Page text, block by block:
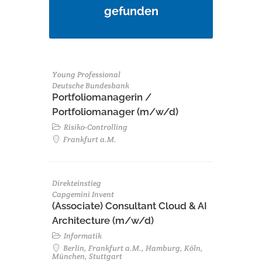
gefunden
Young Professional
Deutsche Bundesbank
Portfoliomanagerin /
Portfoliomanager (m/w/d)
Risiko-Controlling
Frankfurt a.M.
Direkteinstieg
Capgemini Invent
(Associate) Consultant Cloud & AI
Architecture (m/w/d)​ ​
Informatik
Berlin, Frankfurt a.M., Hamburg, Köln,
München, Stuttgart